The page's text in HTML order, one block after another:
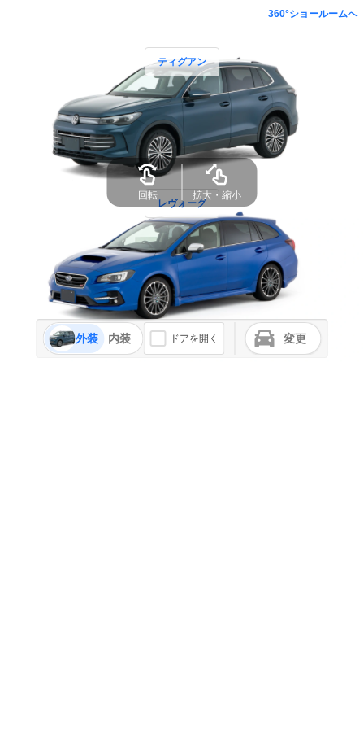
360°ショールームへ
ティグアン
レヴォーグ
外装 内装 ドアを開く 変更
回転 拡大・縮小